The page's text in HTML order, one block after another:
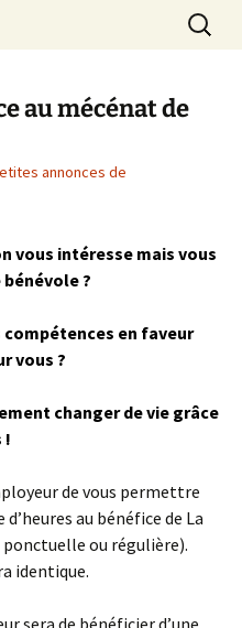
au mécénat de
annonces de
vous intéresse mais vous
?
en faveur
vous ?
changer de vie grâce
!
de vous permettre
au bénéfice de La
ponctuelle ou régulière).
identique.
sera de bénéficier d’une